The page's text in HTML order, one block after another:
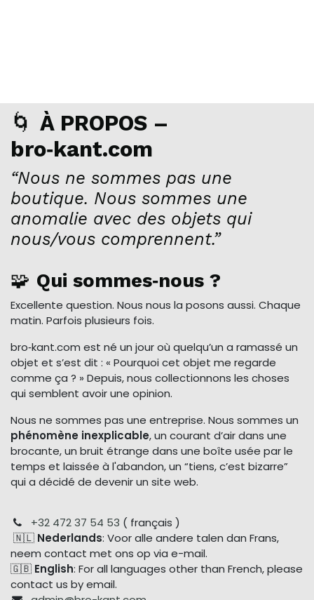
🌀 À PROPOS –
bro‑kant.com
“Nous ne sommes pas une
boutique. Nous sommes une
anomalie avec des objets qui
nous/vous comprennent.”
🧩 Qui sommes‑nous ?
Excellente question. Nous nous la posons aussi. Chaque
matin. Parfois plusieurs fois.
bro‑kant.com est né un jour où quelqu’un a ramassé un
objet et s’est dit : « Pourquoi cet objet me regarde
comme ça ? » Depuis, nous collectionnons les choses
qui semblent avoir une opinion.
Nous ne sommes pas une entreprise. Nous sommes un
phénomène inexplicable, un courant d’air dans une
brocante, un bruit étrange dans une boîte usée par le
temps et laissée à l'abandon, un “tiens, c’est bizarre”
qui a décidé de devenir un site web.
+32 472 37 54 53 ( français )
🇳🇱 Nederlands: Voor alle andere talen dan Frans,
neem contact met ons op via e-mail.
🇬🇧 English: For all languages other than French, please
contact us by email.